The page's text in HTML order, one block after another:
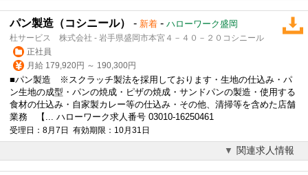
パン製造（コシニール） - 新着 - ハローワーク盛岡
杜サービス 株式会社 - 岩手県盛岡市本宮４－４０－２０コシニール
正社員
月給 179,920円 ～ 190,300円
■パン製造 ※スクラッチ製法を採用しております・生地の仕込み・パ
ン生地の成型・パンの焼成・ピザの焼成・サンドパンの製造・使用する
食材の仕込み・自家製カレー等の仕込み・その他、清掃等を含めた店舗
業務 【... ハローワーク求人番号 03010-16250461
受理日：8月7日 有効期限：10月31日
関連求人情報